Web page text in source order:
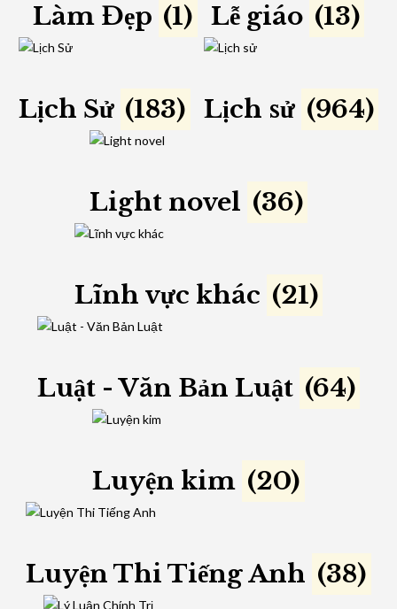
Làm Đẹp (1) Lễ giáo (13)
Lịch Sử (183) Lịch sử (964)
Light novel (36)
Lĩnh vực khác (21)
Luật - Văn Bản Luật (64)
Luyện kim (20)
Luyện Thi Tiếng Anh (38)